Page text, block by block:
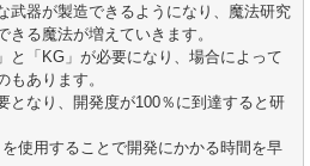
武器が製造できるようになり、魔法研究
る魔法が増えていきます。
と「KG」が必要になり、場合によって
もあります。
となり、開発度が100％に到達すると研
使用することで開発にかかる時間を早